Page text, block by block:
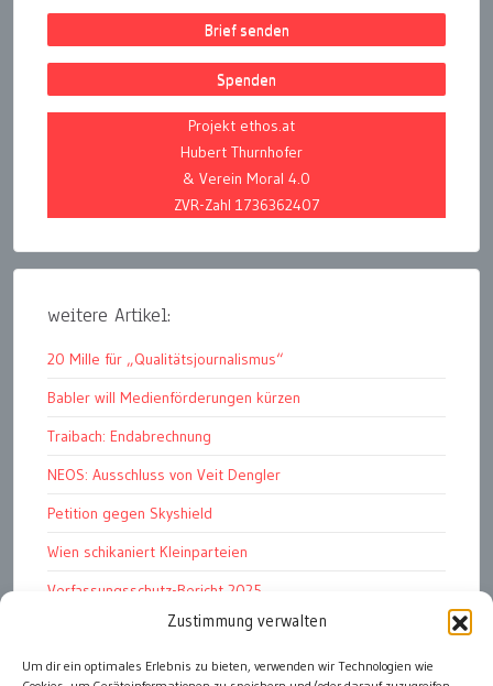
Zustimmung verwalten
Um dir ein optimales Erlebnis zu bieten, verwenden wir Technologien wie
Brief senden
Spenden
Projekt ethos.at
Hubert Thurnhofer
& Verein Moral 4.0
ZVR-Zahl 1736362407
weitere Artikel:
20 Mille für „Qualitätsjournalismus“
Babler will Medienförderungen kürzen
Traibach: Endabrechnung
NEOS: Ausschluss von Veit Dengler
Petition gegen Skyshield
Wien schikaniert Kleinparteien
Verfassungsschutz-Bericht 2025
Ziel: endloser Krieg
110 statt 90 Mille Medienförderung